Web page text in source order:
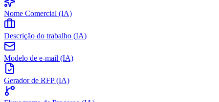
Nome Comercial (IA)
Descrição do trabalho (IA)
Modelo de e-mail (IA)
Gerador de RFP (IA)